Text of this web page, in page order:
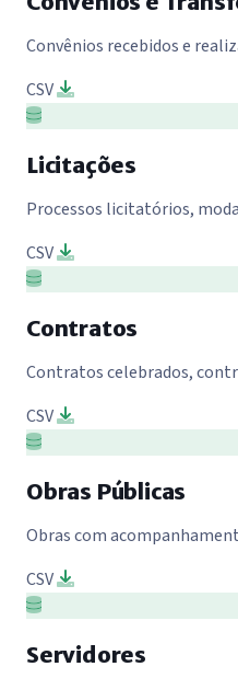
Convênios recebidos e
CSV
Licitações
Processos licitatórios,
CSV
Contratos
Contratos celebrados,
CSV
Obras Públicas
Obras com
CSV
Servidores